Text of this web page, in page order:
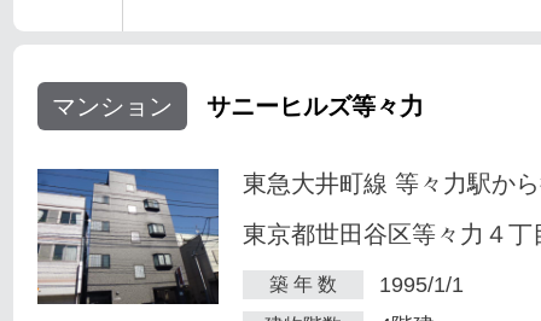
マンション サニーヒルズ等々力
東急大井町線 等々力駅か
東京都世田谷区等々力４丁
築 年 数 1995/1/1